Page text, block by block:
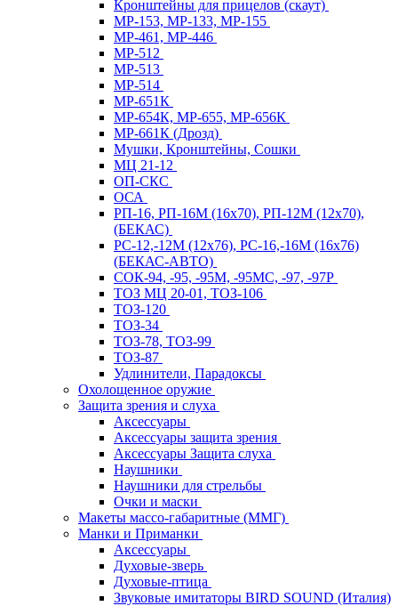
Кронштейны для прицелов (скаут)
МР-153, МР-133, МР-155
МР-461, МР-446
МР-512
МР-513
МР-514
МР-651К
МР-654К, МР-655, МР-656К
МР-661К (Дрозд)
Мушки, Кронштейны, Сошки
МЦ 21-12
ОП-СКС
ОСА
РП-16, РП-16М (16х70), РП-12М (12х70),
(БЕКАС)
РС-12,-12М (12х76), РС-16,-16М (16х76)
(БЕКАС-АВТО)
СОК-94, -95, -95М, -95МС, -97, -97Р
ТОЗ МЦ 20-01, ТОЗ-106
ТОЗ-120
ТОЗ-34
ТОЗ-78, ТОЗ-99
ТОЗ-87
Удлинители, Парадоксы
Охолощенное оружие
Защита зрения и слуха
Аксессуары
Аксессуары защита зрения
Аксессуары Защита слуха
Наушники
Наушники для стрельбы
Очки и маски
Макеты массо-габаритные (ММГ)
Манки и Приманки
Аксессуары
Духовые-зверь
Духовые-птица
Звуковые имитаторы BIRD SOUND (Италия)